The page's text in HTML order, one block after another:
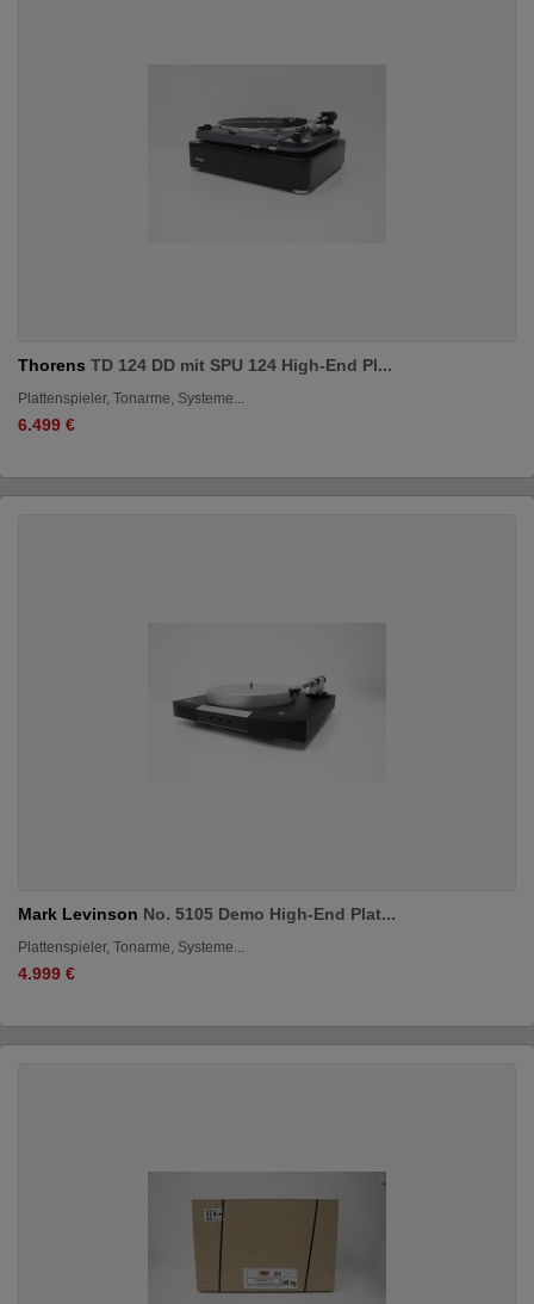
Thorens TD 124 DD mit SPU 124 High-End Pl...
Plattenspieler, Tonarme, Systeme...
6.499 €
Mark Levinson No. 5105 Demo High-End Plat...
Plattenspieler, Tonarme, Systeme...
4.999 €